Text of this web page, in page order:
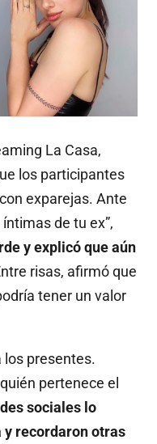
La Casa,
los participantes
exparejas. Ante
de tu ex”,
y explicó que aún
risas, afirmó que
tener un valor
los presentes.
pertenece el
sociales lo
recordaron otras